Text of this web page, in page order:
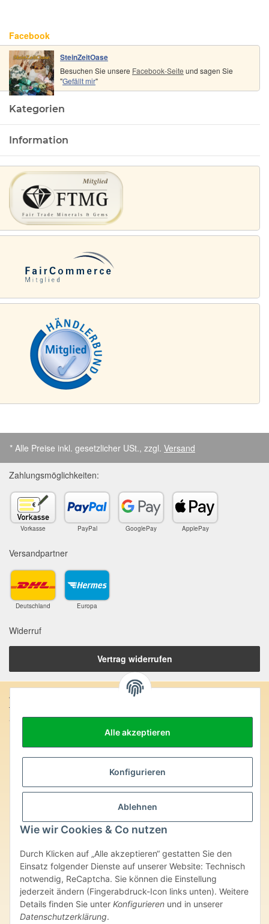
Alle akzeptieren
Konfigurieren
Ablehnen
Wie wir Cookies & Co nutzen
Durch Klicken auf „Alle akzeptieren“ gestatten Sie den
Einsatz folgender Dienste auf unserer Website: Technisch
notwendig, ReCaptcha. Sie können die Einstellung
jederzeit ändern (Fingerabdruck-Icon links unten). Weitere
Details finden Sie unter Konfigurieren und in unserer
Datenschutzerklärung.
Facebook
SteinZeitOase
Besuchen Sie unsere Facebook-Seite und sagen Sie
"Gefällt mir"
Kategorien
Information
* Alle Preise inkl. gesetzlicher USt., zzgl. Versand
Zahlungsmöglichkeiten:
Vorkasse PayPal GooglePay ApplePay
Versandpartner
Deutschland Europa
Widerruf
Vertrag widerrufen
Anschrift:
SteinZeitOase
Edelsteine und Mineralien werden im esoterischen Bereich
besondere Kräfte und Eigenschaften zugeordnet. Wir weisen
ausdrücklich darauf hin, dass alle gemachten Aussagen bzgl.
heilender Wirkungen (körperlich-seelisch-mental-geistig) einzelner
überlassenen Unterlagen bisher weder medizinisch anerkannt oder
wissenschaftlich nachweisbar sind. Die gemachten Angaben
beruhen ausschließlich auf Überlieferungen und langjähriger
Erfahrung. Unsere Produkte ersetzen nie den Besuch beim Arzt
oder Heilpraktiker und sind auch kein Medikamentenersatz. Auch
stellen unsere Angaben im ärztlichen Sinne keine Diagnose- oder
Therapieform dar.